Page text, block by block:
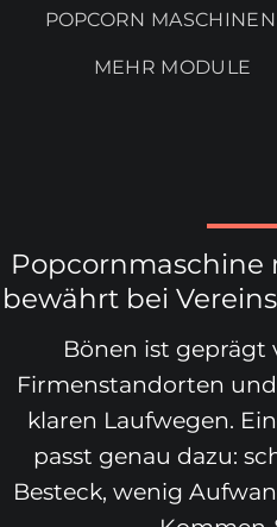
POPCORN MASCHINEN
MEHR MODULE
Popcornmaschine
bewährt bei
Bönen ist geprägt
Firmenstandorten
klaren Laufwegen.
passt genau dazu:
Besteck, wenig